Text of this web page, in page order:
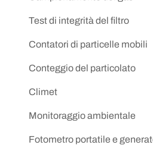
Test di integrità del filtro
Contatori di particelle mobili
Conteggio del particolato
Climet
Monitoraggio ambientale
Fotometro portatile e